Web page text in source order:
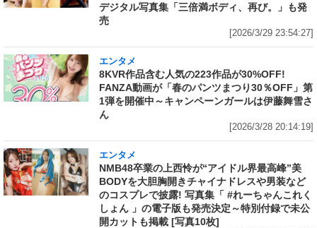
デジタル写真集「三倍満ボディ、再び。」も発
売
[2026/3/29 23:54:27]
エンタメ
8KVR作品含む人気の223作品が30%OFF!
FANZA動画が「春のパンツまつり30％OFF」第
1弾を開催中～キャンペーンガールは伊藤舞雪さ
ん
[2026/3/28 20:14:19]
エンタメ
NMB48卒業の上西怜が“アイドル界最高峰”美
BODYを大胆胸開きチャイナドレスや男装など
のコスプレで披露! 写真集「 #れーちゃんこれく
しょん 」の電子版も発売決定～特別付録で未公
開カットも掲載 [写真10枚]